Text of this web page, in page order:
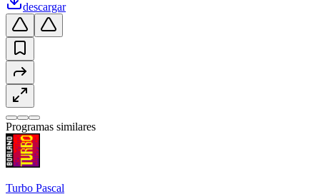
descargar
Programas similares
Turbo Pascal